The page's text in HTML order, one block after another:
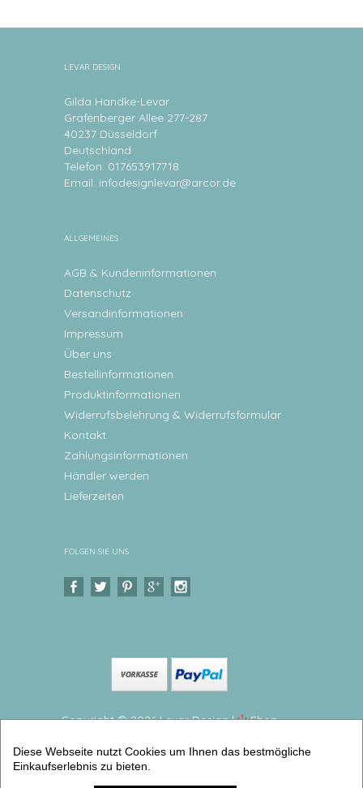
LEVAR DESIGN
Gilda Handke-Levar
Grafenberger Allee 277-287
40237 Düsseldorf
Deutschland
Telefon: 017653917718
Email: infodesignlevar@arcor.de
ALLGEMEINES
AGB & Kundeninformationen
Datenschutz
Versandinformationen
Impressum
Über uns
Bestellinformationen
Produktinformationen
Widerrufsbelehrung & Widerrufsformular
Kontakt
Zahlungsinformationen
Händler werden
Lieferzeiten
FOLGEN SIE UNS
Copyright © 2026 Levar Design |
Shop
Buchstabe - personalisierter Kinderteller
Zauberhafter Melaminteller mit Namen (teller flach
Diese Webseite nutzt Cookies um Ihnen das bestmögliche
Einkaufserlebnis zu bieten.